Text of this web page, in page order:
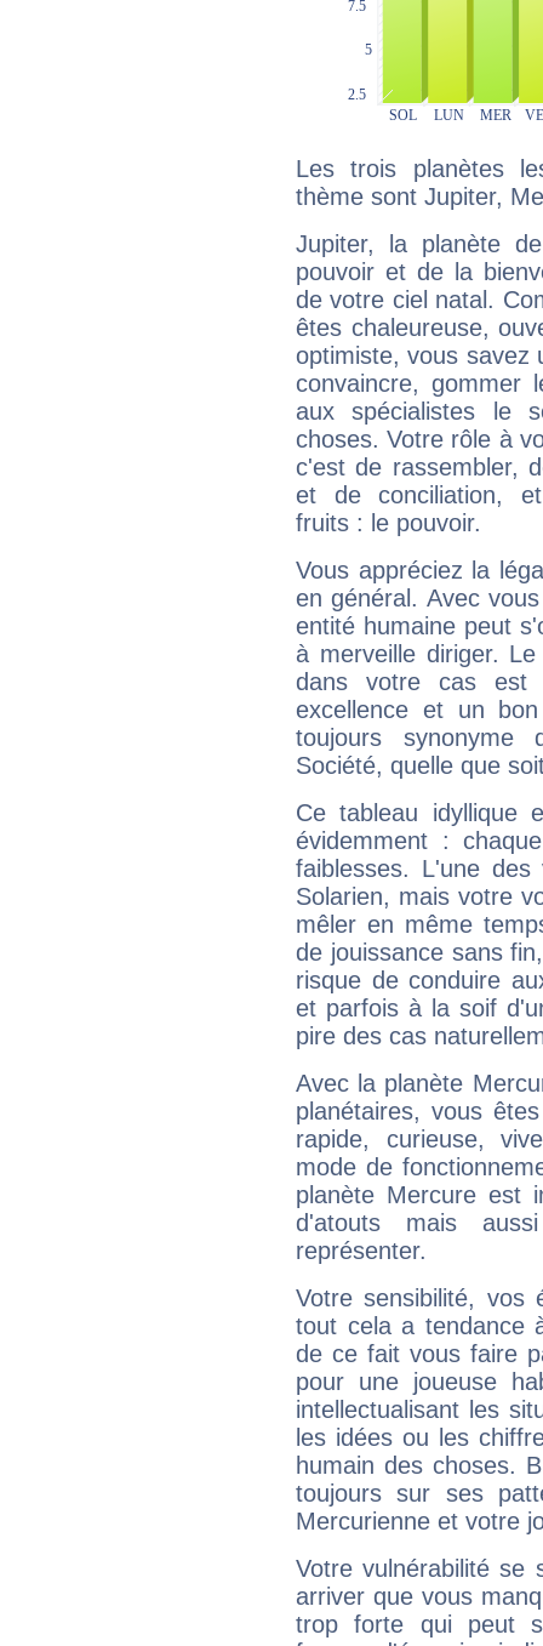
Les trois planètes
thème sont Jupiter,
Jupiter, la planète
pouvoir et de la
de votre ciel natal.
êtes chaleureuse,
optimiste, vous savez
convaincre, gommer
aux spécialistes le
choses. Votre rôle à
c'est de rassembler,
et de conciliation,
fruits : le pouvoir.
Vous appréciez la
en général. Avec
entité humaine peut
à merveille diriger.
dans votre cas est
excellence et un
toujours synonyme
Société, quelle que
Ce tableau idyllique
évidemment :
faiblesses. L'une
Solarien, mais votre
mêler en même
de jouissance sans
risque de conduire
et parfois à la soif
pire des cas
Avec la planète
planétaires, vous
rapide, curieuse,
mode de
planète Mercure est
d'atouts mais
représenter.
Votre sensibilité,
tout cela a tendance
de ce fait vous faire
pour une joueuse
intellectualisant les
les idées ou les
humain des choses.
toujours sur ses
Mercurienne et votre
Votre vulnérabilité se
arriver que vous
trop forte qui peut